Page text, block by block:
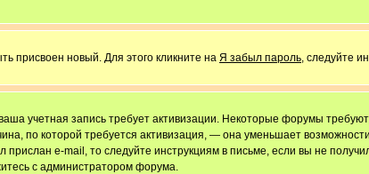
присвоен новый. Для этого кликните на Я забыл пароль, следуйте
учетная запись требует активизации. Некоторые форумы
по которой требуется активизация, — она уменьшает
e-mail, то следуйте инструкциям в письме, если вы не
с администратором форума.